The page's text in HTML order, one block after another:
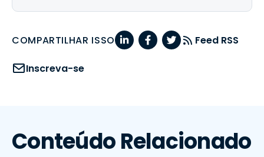
COMPARTILHAR ISSO Feed RSS
Inscreva-se
Conteúdo Relacionado